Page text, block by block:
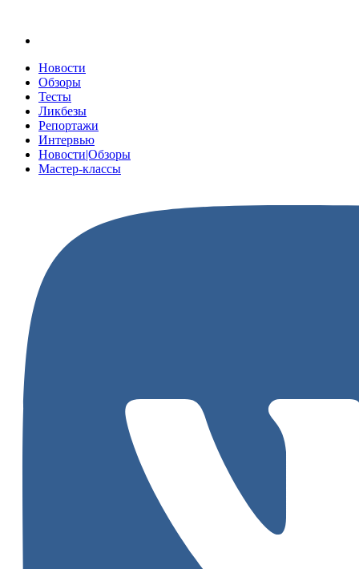
Новости
Обзоры
Тесты
Ликбезы
Репортажи
Интервью
Новости|Обзоры
Мастер-классы